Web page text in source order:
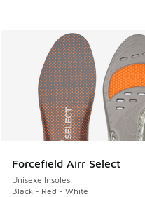
Forcefield Airr Select
Unisexe Insoles
Black - Red - White